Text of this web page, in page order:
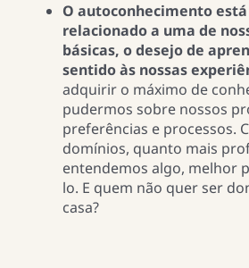
O autoconhecimento
relacionado a uma de
básicas, o desejo de
sentido às nossas
adquirir o máximo de
pudermos sobre nossos
preferências e processos.
domínios, quanto mais
entendemos algo, melhor
lo. E quem não quer ser
casa?